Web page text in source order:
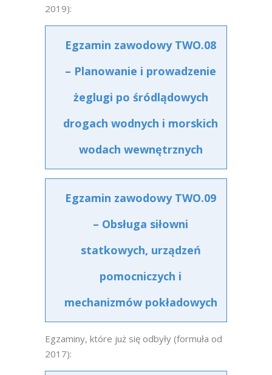
2019):
Egzamin zawodowy TWO.08
– Planowanie i prowadzenie
żeglugi po śródlądowych
drogach wodnych i morskich
wodach wewnętrznych
Egzamin zawodowy TWO.09
– Obsługa siłowni
statkowych, urządzeń
pomocniczych i
mechanizmów pokładowych
Egzaminy, które już się odbyły (formuła od
2017):